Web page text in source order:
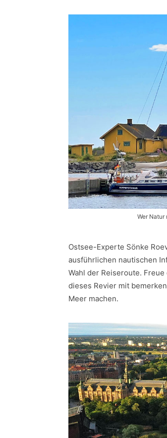
Wer
Ostsee-Experte Sönke
ausführlichen nautischen
Wahl der Reiseroute.
dieses Revier mit
Meer machen.